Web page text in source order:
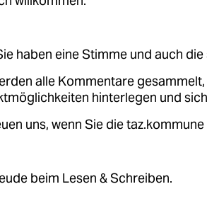
haben eine Stimme und auch
alle Kommentare
hinterlegen und
uns, wenn Sie die
beim Lesen & Schreiben.